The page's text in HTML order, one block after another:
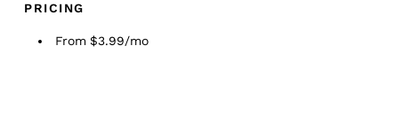
PRICING
From $3.99/mo